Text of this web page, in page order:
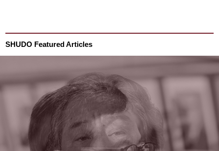
SHUDO Featured Articles